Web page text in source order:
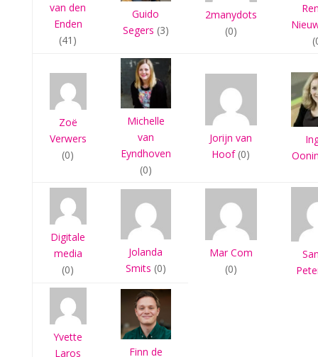
van den
Enden
(41)
Guido
Segers (3)
2manydots
(0)
Zoë
Verwers
(0)
Michelle
van
Eyndhoven
(0)
Jorijn van
Hoof(0)
Digitale
media
(0)
Jolanda
Smits (0)
Mar Com
(0)
Yvette
Laros
Finn de